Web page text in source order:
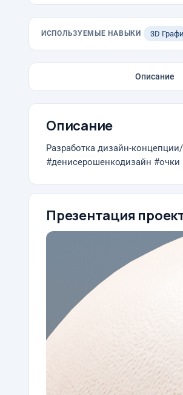
ИСПОЛЬЗУЕМЫЕ НАВЫКИ 3D
Описание
Описание
Разработка дизайн-
#денисерошенкодизайн
Презентация